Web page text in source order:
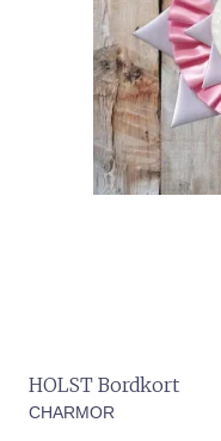
HOLST Bordkort
CHARMOR